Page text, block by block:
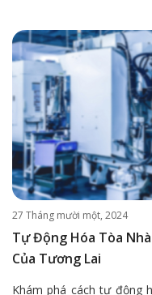
27 Tháng mười một, 2024
Tự Động Hóa Tòa
Của Tương Lai
Khám phá cách tự động